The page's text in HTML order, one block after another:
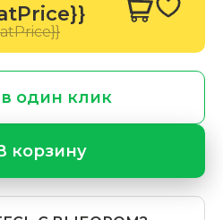
в один клик
корзину